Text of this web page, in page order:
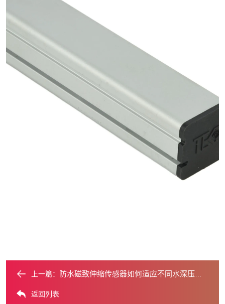
上一篇： 防水磁致伸缩传感器如何适应不同水深压力变化？
返回列表